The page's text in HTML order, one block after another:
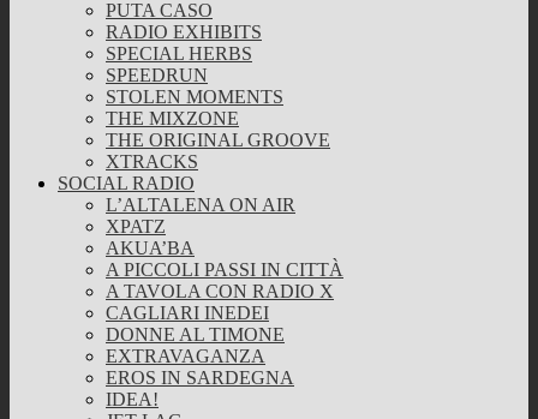
PUTA CASO
RADIO EXHIBITS
SPECIAL HERBS
SPEEDRUN
STOLEN MOMENTS
THE MIXZONE
THE ORIGINAL GROOVE
XTRACKS
SOCIAL RADIO
L’ALTALENA ON AIR
XPATZ
AKUA’BA
A PICCOLI PASSI IN CITTÀ
A TAVOLA CON RADIO X
CAGLIARI INEDEI
DONNE AL TIMONE
EXTRAVAGANZA
EROS IN SARDEGNA
IDEA!